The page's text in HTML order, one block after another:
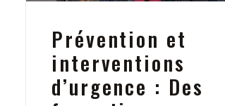
Prévention et
interventions
d’urgence : Des